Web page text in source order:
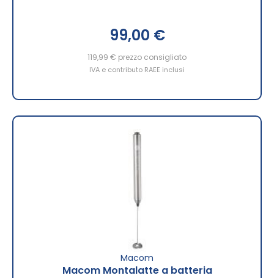
99,00 €
119,99 € prezzo consigliato
IVA e contributo RAEE inclusi
Macom
Macom Montalatte a batteria